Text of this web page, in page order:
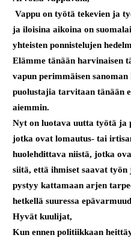
Vappu on työtä tekevien ja
ja iloisina aikoina on
yhteisten ponnistelujen
Elämme tänään harvinaisen
vapun perimmäisen
puolustajia tarvitaan tänään
aiemmin.
Nyt on luotava uutta työtä ja
jotka ovat lomautus- tai
huolehdittava niistä, jotka
siitä, että ihmiset saavat
pystyy kattamaan arjen
hetkellä suuressa
Hyvät kuulijat,
Kun ennen politiikkaan